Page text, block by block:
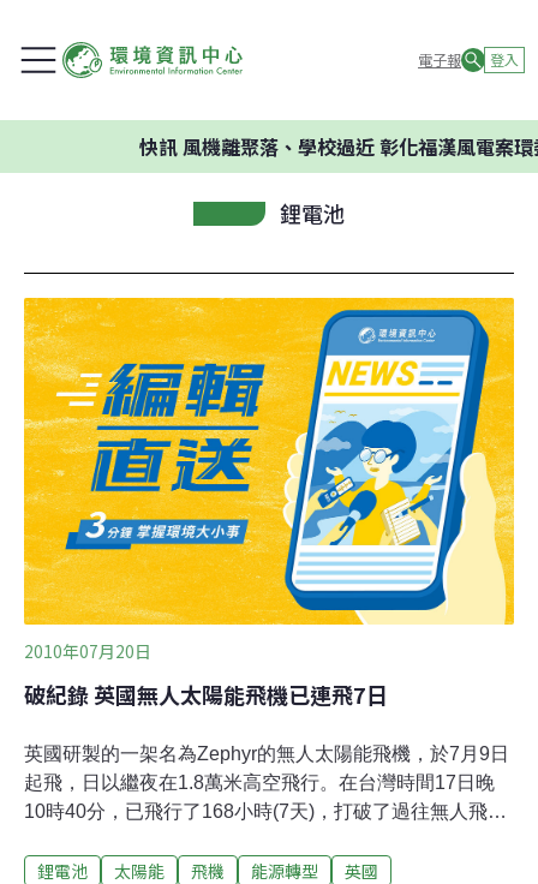
電子報 登入
快訊風機離聚落、學校過近 彰化福漢風電案環委
鋰電池
2010年07月20日
破紀錄 英國無人太陽能飛機已連飛7日
英國研製的一架名為Zephyr的無人太陽能飛機，於7月9日
起飛，日以繼夜在1.8萬米高空飛行。在台灣時間17日晚
10時40分，已飛行了168小時(7天)，打破了過往無人飛機
遊7天，估計於23日降落。 Zephyr翼展長22.5米，機身用
鋰電池 太陽能 飛機 能源轉型 英國